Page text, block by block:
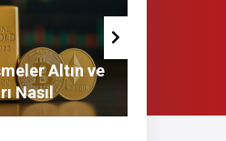
Altın ve
Nasıl